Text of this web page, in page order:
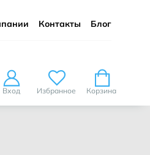
Контакты Блог
Вход Избранное Корзина